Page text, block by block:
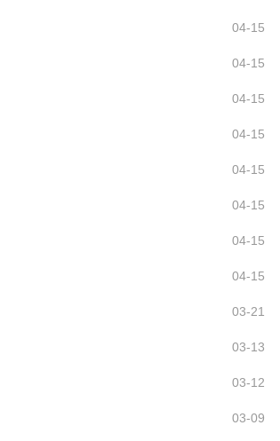
04-15
04-15
04-15
04-15
04-15
04-15
04-15
04-15
03-21
03-13
03-12
03-09